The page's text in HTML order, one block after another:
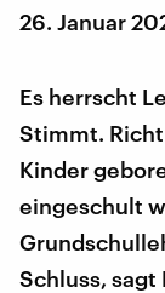
26. Januar
Es herrscht
Stimmt.
Kinder
eingeschult
Schluss,